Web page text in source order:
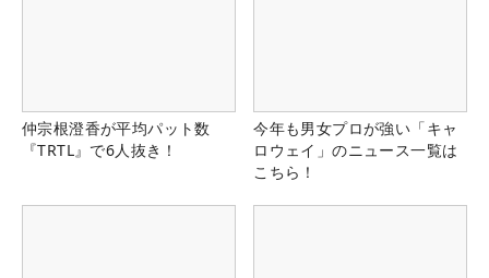
仲宗根澄香が平均パット数
『TRTL』で6人抜き！
今年も男女プロが強い「キャ
ロウェイ」のニュース一覧は
こちら！